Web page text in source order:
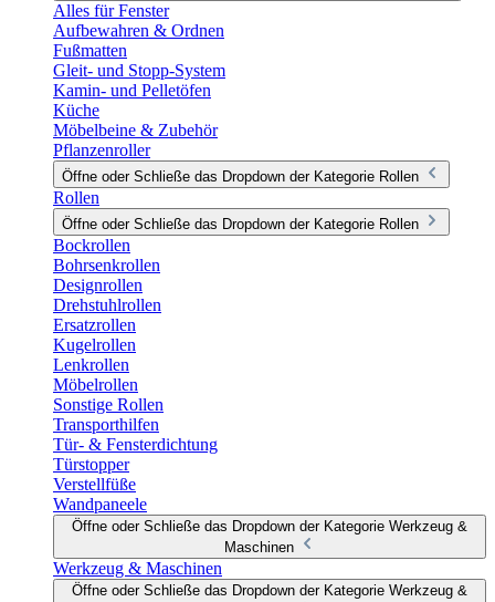
Alles für Fenster
Aufbewahren & Ordnen
Fußmatten
Gleit- und Stopp-System
Kamin- und Pelletöfen
Küche
Möbelbeine & Zubehör
Pflanzenroller
Öffne oder Schließe das Dropdown der Kategorie Rollen
Rollen
Öffne oder Schließe das Dropdown der Kategorie Rollen
Bockrollen
Bohrsenkrollen
Designrollen
Drehstuhlrollen
Ersatzrollen
Kugelrollen
Lenkrollen
Möbelrollen
Sonstige Rollen
Transporthilfen
Tür- & Fensterdichtung
Türstopper
Verstellfüße
Wandpaneele
Öffne oder Schließe das Dropdown der Kategorie Werkzeug &
Maschinen
Werkzeug & Maschinen
Öffne oder Schließe das Dropdown der Kategorie Werkzeug &